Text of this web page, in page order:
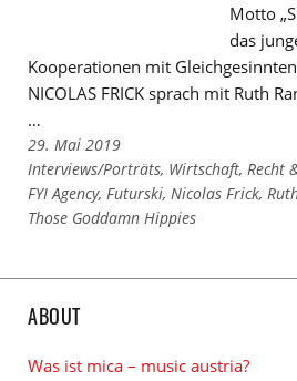
Motto
das
Kooperationen mit
NICOLAS FRICK sprach mit Ruth
…
29. Mai 2019
Links
zu
den
Interviews/Porträts, Wirtschaft, Recht
Links
zu
FYI Agency, Futurski, Nicolas Frick,
Those Goddamn Hippies
ABOUT
Was ist mica – music austria?